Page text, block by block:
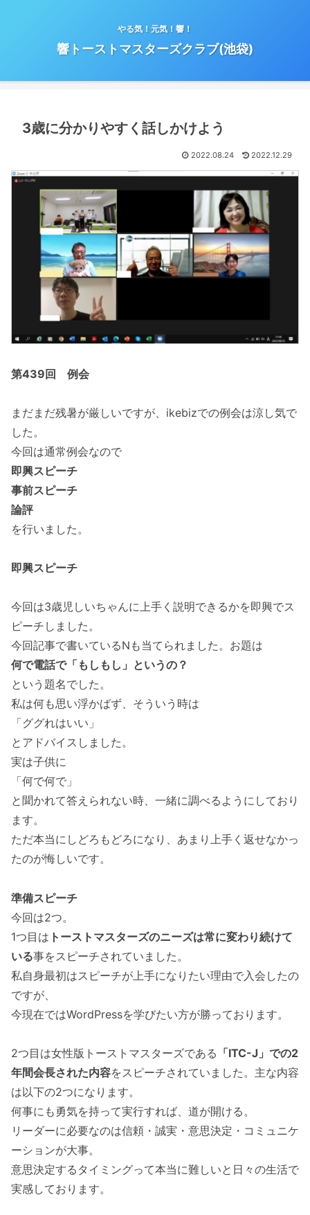
やる気！元気！響！
響トーストマスターズクラブ(池袋)
3歳に分かりやすく話しかけよう
2022.08.24 2022.12.29
第439回 例会
まだまだ残暑が厳しいですが、ikebizでの例会は涼し気で
した。
今回は通常例会なので
即興スピーチ
事前スピーチ
論評
を行いました。
即興スピーチ
今回は3歳児しいちゃんに上手く説明できるかを即興でス
ピーチしました。
今回記事で書いているNも当てられました。お題は
何で電話で「もしもし」というの？
という題名でした。
私は何も思い浮かばず、そういう時は
「ググれはいい」
とアドバイスしました。
実は子供に
「何で何で」
と聞かれて答えられない時、一緒に調べるようにしており
ます。
ただ本当にしどろもどろになり、あまり上手く返せなかっ
たのが悔しいです。
準備スピーチ
今回は2つ。
1つ目は トーストマスターズのニーズは常に変わり続けて
いる事をスピーチされていました。
私自身最初はスピーチが上手になりたい理由で入会したの
ですが、
今現在ではWordPressを学びたい方が勝っております。
2つ目は女性版トーストマスターズである 「ITC-J」での2
年間会長された内容をスピーチされていました。主な内容
は以下の2つになります。
何事にも勇気を持って実行すれば、道が開ける。
リーダーに必要なのは信頼・誠実・意思決定・コミュニケ
ーションが大事。
意思決定するタイミングって本当に難しいと日々の生活で
実感しております。